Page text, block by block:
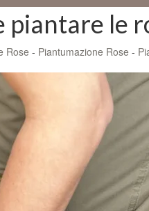
piantare le
Rose - Piantumazione Rose -